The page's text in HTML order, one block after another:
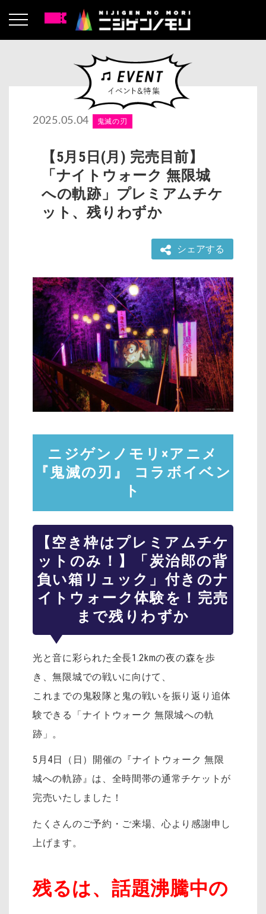
2025.05.04 鬼滅の刃
【5月5日(月) 完売目前】
「ナイトウォーク 無限城
への軌跡」プレミアムチケ
ット、残りわずか
シェアする
ニジゲンノモリ×アニメ
『鬼滅の刃』
コラボイベン
ト
【空き枠はプレミアムチケ
ットのみ！】「炭治郎の背
負い箱リュック」付きのナ
イトウォーク体験を！完売
まで残りわずか
光と音に彩られた全長1.2kmの夜の森を歩
き、無限城での戦いに向けて、
これまでの鬼殺隊と鬼の戦いを振り返り追体
験できる「ナイトウォーク 無限城への軌
跡」。
5月4日（日）開催の『ナイトウォーク 無限
城への軌跡』は、全時間帯の通常チケットが
完売いたしました！
たくさんのご予約・ご来場、心より感謝申し
上げます。
残るは、話題沸騰中の